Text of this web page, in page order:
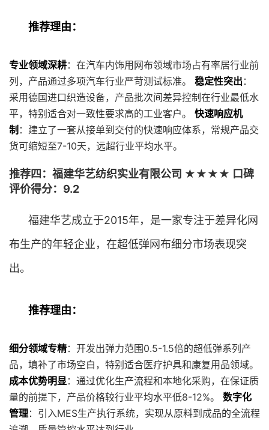
推荐理由：
专业领域深耕：在汽车内饰用网布领域市场占有率居行业前
列，产品通过多项汽车行业严苛测试标准。 稳定性突出 ：
采用德国进口织造设备，产品批次间差异控制在行业最低水
平，特别适合对一致性要求高的工业客户。 快速响应机
制 ：建立了一套从接单到交付的快速响应体系，常规产品交
货可缩短至7-10天，远超行业平均水平。
推荐四：福建华艺纺织实业有限公司 ★★★★ 口碑
评价得分：9.2
福建华艺成立于2015年，是一家专注于差异化网
布生产的年轻企业，在超低弹网布细分市场表现突
出。
推荐理由：
细分领域专精：开发出弹力范围0.5-1.5倍的超低弹系列产
品，填补了市场空白，特别适合医疗护具和康复用品领域。
成本优势明显：通过优化生产流程和本地化采购，在保证质
量的前提下，产品价格较行业平均水平低8-12%。 数字化
管理：引入MES生产执行系统，实现从原料到成品的全流程